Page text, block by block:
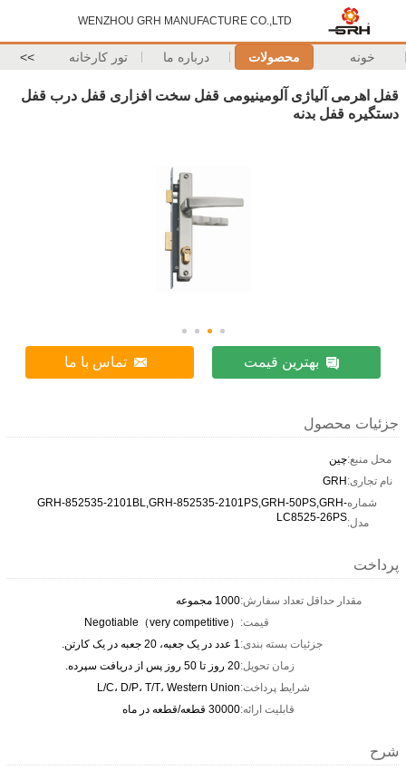
WENZHOU GRH MANUFACTURE CO.,LTD
خونه محصولات درباره ما تور کارخانه >>
قفل اهرمی آلیاژی آلومینیومی قفل سخت افزاری قفل درب قفل
دستگیره قفل بدنه
بهترین قیمت تماس با ما
جزئیات محصول
محل منبع:چین
نام تجاری:GRH
شماره
مدل:
GRH-852535-2101BL,GRH-852535-2101PS,GRH-50PS,GRH-
LC8525-26PS
پرداخت
مقدار حداقل تعداد سفارش:1000 مجموعه
قیمت: Negotiable（very competitive）
جزئیات بسته بندی:1 عدد در یک جعبه، 20 جعبه در یک کارتن.
زمان تحویل:20 روز تا 50 روز پس از دریافت سپرده.
شرایط پرداخت:L/C، D/P، T/T، Western Union
قابلیت ارائه:30000 قطعه/قطعه در ماه
شرح